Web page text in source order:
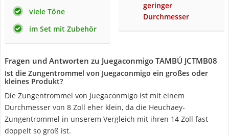
viele Töne
im Set mit Zubehör
geringer
Durchmesser
Fragen und Antworten zu Juegaconmigo TAMBÚ JCTMB08
Ist die Zungentrommel von Juegaconmigo ein großes oder
kleines Produkt?
Die Zungentrommel von Juegaconmigo ist mit einem
Durchmesser von 8 Zoll eher klein, da die Heuchaey-
Zungentrommel in unserem Vergleich mit ihren 14 Zoll fast
doppelt so groß ist.